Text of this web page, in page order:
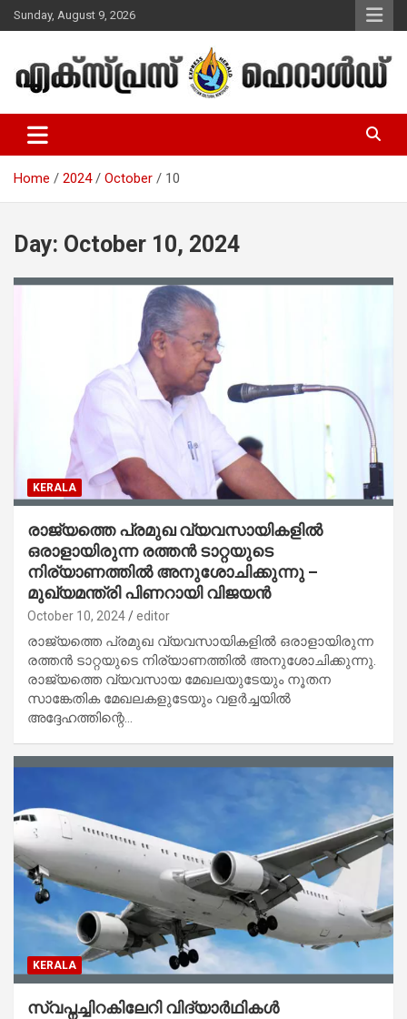
Skip
to
Sunday, August 9, 2026
Express Herald – Malayalam
Christian News
Home 2024 October 10
Day: October 10, 2024
KERALA
രാജ്യത്തെ പ്രമുഖ വ്യവസായികളിൽ
ഒരാളായിരുന്ന രത്തൻ ടാറ്റയുടെ
നിര്യാണത്തിൽ അനുശോചിക്കുന്നു –
മുഖ്യമന്ത്രി പിണറായി വിജയന്‍
October 10, 2024 editor
രാജ്യത്തെ പ്രമുഖ വ്യവസായികളിൽ ഒരാളായിരുന്ന
രത്തൻ ടാറ്റയുടെ നിര്യാണത്തിൽ അനുശോചിക്കുന്നു.
രാജ്യത്തെ വ്യവസായ മേഖലയുടേയും നൂതന
സാങ്കേതിക മേഖലകളുടേയും വളർച്ചയിൽ
അദ്ദേഹത്തിന്റെ…
KERALA
സ്വപ്നച്ചിറകിലേറി വിദ്യാര്‍ഥികള്‍